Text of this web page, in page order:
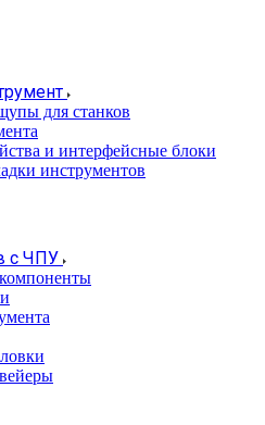
для станков
и интерфейсные блоки
инструментов
с ЧПУ